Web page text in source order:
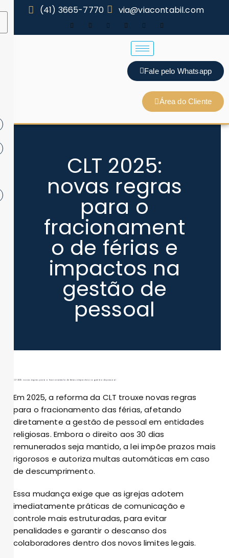
(41) 3665-7770 via@viacontabil.com
Fale pelo Whatsapp
Área do Cliente
CLT 2025:
novas regras
para o
fracionament
o de férias e
impactos na
gestão de
pessoal
CLT 2025: novas regras para o fracionamento de férias e impactos na gestão de pessoal
Em 2025, a reforma da CLT trouxe novas regras
para o fracionamento das férias, afetando
diretamente a gestão de pessoal em entidades
religiosas. Embora o direito aos 30 dias
remunerados seja mantido, a lei impõe prazos mais
rigorosos e autoriza multas automáticas em caso
de descumprimento.
Essa mudança exige que as igrejas adotem
imediatamente práticas de comunicação e
controle mais estruturadas, para evitar
penalidades e garantir o descanso dos
colaboradores dentro dos novos limites legais.